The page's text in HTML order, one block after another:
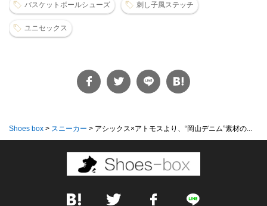
バスケットボールシューズ 刺し子風ステッチ
ユニセックス
Shoes box > スニーカー > アシックス×アトモスより、“岡山デニム”素材の...